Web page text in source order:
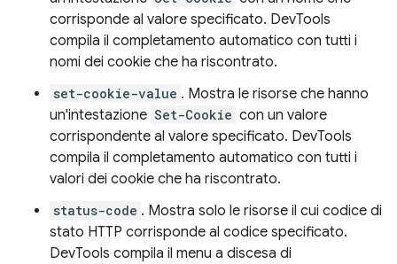
corrisponde al valore specificato. DevTools
compila il completamento automatico con tutti i
nomi dei cookie che ha riscontrato.
set-cookie-value . Mostra le risorse che hanno
un'intestazione Set-Cookie con un valore
corrispondente al valore specificato. DevTools
compila il completamento automatico con tutti i
valori dei cookie che ha riscontrato.
status-code . Mostra solo le risorse il cui codice di
stato HTTP corrisponde al codice specificato.
DevTools compila il menu a discesa di